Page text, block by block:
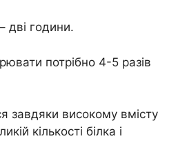
дві години.
потрібно 4-5 разів
завдяки високому вмісту
кількості білка і